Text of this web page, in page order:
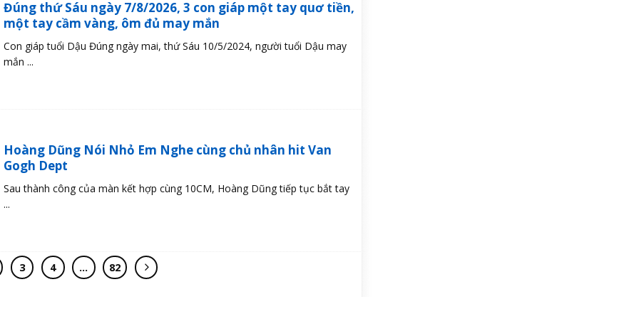
Đúng thứ Sáu ngày 7/8/2026, 3 con giáp một tay quơ tiền,
một tay cầm vàng, ôm đủ may mắn
Con giáp tuổi Dậu Đúng ngày mai, thứ Sáu 10/5/2024, người tuổi Dậu may
mắn ...
Hoàng Dũng Nói Nhỏ Em Nghe cùng chủ nhân hit Van
Gogh Dept
Sau thành công của màn kết hợp cùng 10CM, Hoàng Dũng tiếp tục bắt tay
...
3 4 … 82